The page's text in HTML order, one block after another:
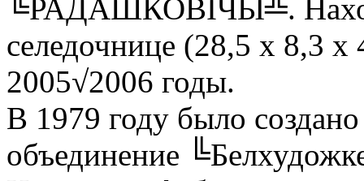
╚РАДАШКОВIЧЫ╩.
селедочнице (28,5 х 8,3 х
2005√2006 годы.
В 1979 году было
объединение